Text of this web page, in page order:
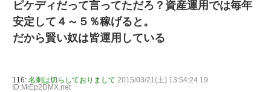
ピケディだって言ってただろ？資産運用では毎年
安定して４～５％稼げると。
だから賢い奴は皆運用している
116: 名刺は切らしておりまして 2015/03/21(土) 13:54:24.19
ID:MiEp2DMX.net